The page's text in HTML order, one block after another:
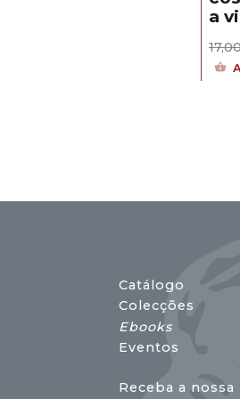
a
Catálogo
Colecções
Ebooks
Eventos
Receba a